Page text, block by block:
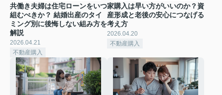
共働き夫婦は住宅ローンをいつ
組むべきか？ 結婚出産のタイ
ミング別に後悔しない組み方を
解説
2026.04.21
不動産購入
家購入は早い方がいいのか？資
産形成と老後の安心につなげる
考え方
2026.04.20
不動産購入